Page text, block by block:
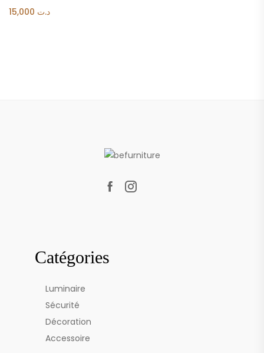
د.ت
Catégories
Luminaire
Sécurité
Décoration
Accessoire